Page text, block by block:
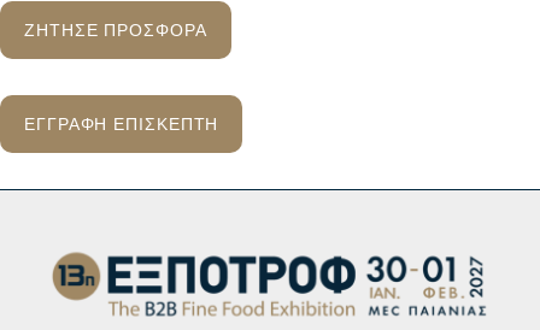
ΖΗΤΗΣΕ ΠΡΟΣΦΟΡΑ
ΕΓΓΡΑΦΗ ΕΠΙΣΚΕΠΤΗ